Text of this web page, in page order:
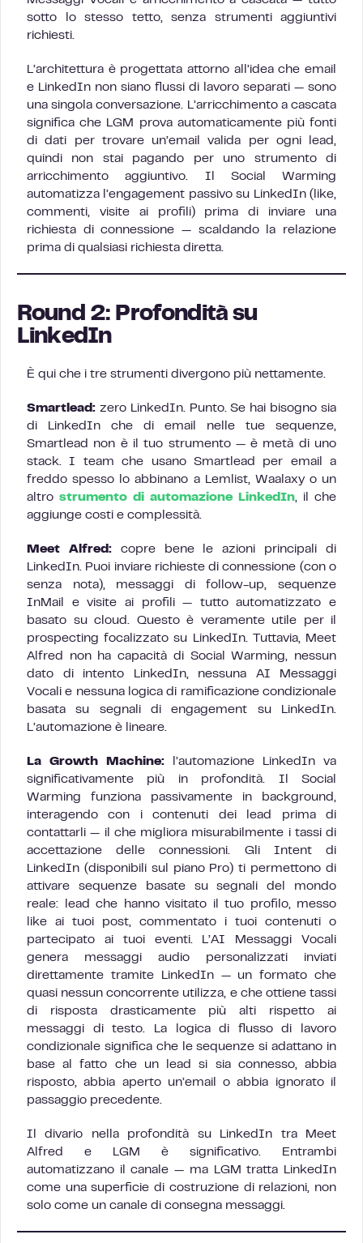
sotto lo stesso tetto, senza strumenti aggiuntivi
richiesti.
L’architettura è progettata attorno all’idea che email
e LinkedIn non siano flussi di lavoro separati — sono
una singola conversazione. L’arricchimento a cascata
significa che LGM prova automaticamente più fonti
di dati per trovare un’email valida per ogni lead,
quindi non stai pagando per uno strumento di
arricchimento aggiuntivo. Il Social Warming
automatizza l’engagement passivo su LinkedIn (like,
commenti, visite ai profili) prima di inviare una
richiesta di connessione — scaldando la relazione
prima di qualsiasi richiesta diretta.
Round 2: Profondità su
LinkedIn
È qui che i tre strumenti divergono più nettamente.
Smartlead: zero LinkedIn. Punto. Se hai bisogno sia
di LinkedIn che di email nelle tue sequenze,
Smartlead non è il tuo strumento — è metà di uno
stack. I team che usano Smartlead per email a
freddo spesso lo abbinano a Lemlist, Waalaxy o un
altro strumento di automazione LinkedIn , il che
aggiunge costi e complessità.
Meet Alfred:copre bene le azioni principali di
LinkedIn. Puoi inviare richieste di connessione (con o
senza nota), messaggi di follow-up, sequenze
InMail e visite ai profili — tutto automatizzato e
basato su cloud. Questo è veramente utile per il
prospecting focalizzato su LinkedIn. Tuttavia, Meet
Alfred non ha capacità di Social Warming, nessun
dato di intento LinkedIn, nessuna AI Messaggi
Vocali e nessuna logica di ramificazione condizionale
basata su segnali di engagement su LinkedIn.
L’automazione è lineare.
La Growth Machine: l’automazione LinkedIn va
significativamente più in profondità. Il Social
Warming funziona passivamente in background,
interagendo con i contenuti dei lead prima di
contattarli — il che migliora misurabilmente i tassi di
accettazione delle connessioni. Gli Intent di
LinkedIn (disponibili sul piano Pro) ti permettono di
attivare sequenze basate su segnali del mondo
reale: lead che hanno visitato il tuo profilo, messo
like ai tuoi post, commentato i tuoi contenuti o
partecipato ai tuoi eventi. L’AI Messaggi Vocali
genera messaggi audio personalizzati inviati
direttamente tramite LinkedIn — un formato che
quasi nessun concorrente utilizza, e che ottiene tassi
di risposta drasticamente più alti rispetto ai
messaggi di testo. La logica di flusso di lavoro
condizionale significa che le sequenze si adattano in
base al fatto che un lead si sia connesso, abbia
risposto, abbia aperto un’email o abbia ignorato il
passaggio precedente.
Il divario nella profondità su LinkedIn tra Meet
Alfred e LGM è significativo. Entrambi
automatizzano il canale — ma LGM tratta LinkedIn
come una superficie di costruzione di relazioni, non
solo come un canale di consegna messaggi.